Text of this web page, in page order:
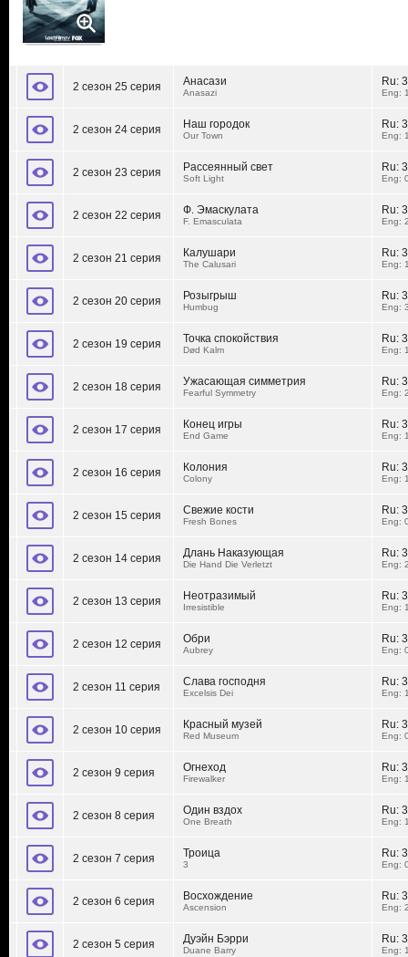
2 сезон 25 серия Анасази
Anasazi
Ru:
Eng:
2 сезон 24 серия Наш городок
Our Town
Ru:
Eng:
2 сезон 23 серия Рассеянный свет
Soft Light
Ru:
Eng:
2 сезон 22 серия Ф. Эмаскулата
F. Emasculata
Ru:
Eng:
2 сезон 21 серия Калушари
The Calusari
Ru:
Eng:
2 сезон 20 серия Розыгрыш
Humbug
Ru:
Eng:
2 сезон 19 серия Точка спокойствия
Død Kalm
Ru:
Eng:
2 сезон 18 серия Ужасающая симметрия
Fearful Symmetry
Ru:
Eng:
2 сезон 17 серия Конец игры
End Game
Ru:
Eng:
2 сезон 16 серия Колония
Colony
Ru:
Eng:
2 сезон 15 серия Свежие кости
Fresh Bones
Ru:
Eng:
2 сезон 14 серия Длань Наказующая
Die Hand Die Verletzt
Ru:
Eng:
2 сезон 13 серия Неотразимый
Irresistible
Ru:
Eng:
2 сезон 12 серия Обри
Aubrey
Ru:
Eng:
2 сезон 11 серия Слава господня
Excelsis Dei
Ru:
Eng:
2 сезон 10 серия Красный музей
Red Museum
Ru:
Eng:
2 сезон 9 серия Огнеход
Firewalker
Ru:
Eng:
2 сезон 8 серия Один вздох
One Breath
Ru:
Eng:
2 сезон 7 серия Троица
3
Ru:
Eng:
2 сезон 6 серия Восхождение
Ascension
Ru:
Eng:
2 сезон 5 серия Дуэйн Бэрри
Duane Barry
Ru:
Eng: